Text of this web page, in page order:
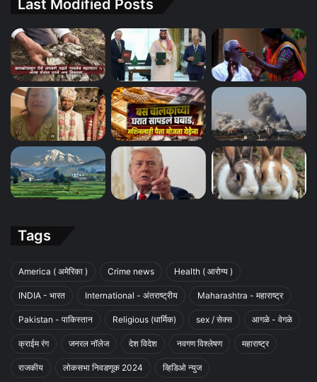
Last Modified Posts
Tags
America ( अमेरिका ) Crime news Health ( आरोग्य )
INDIA - भारत International - अंतराष्ट्रीय Maharashtra - महाराष्ट्र
Pakistan - पाकिस्तान Religious (धार्मिक) sex / सेक्स आगळे - वेगळे
क्राईम रंग जनरल नॉलेज देश विदेश नवगण विश्लेषण महाराष्ट्र
राजकीय लोकसभा निवडणूक 2024 व्हिडिओ न्युज